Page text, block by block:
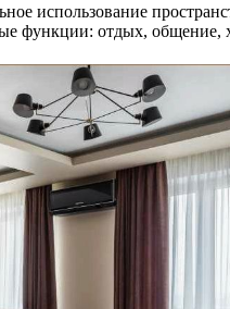
использование
функции: отдых, общение,